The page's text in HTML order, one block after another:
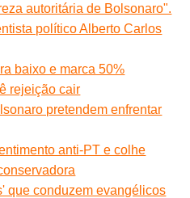
autoritária de Bolsonaro".
político Alberto Carlos
baixo e marca 50%
rejeição cair
pretendem enfrentar
anti-PT e colhe
que conduzem evangélicos